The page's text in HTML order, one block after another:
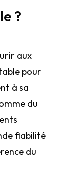
?
aux
pour
à sa
du
fiabilité
du